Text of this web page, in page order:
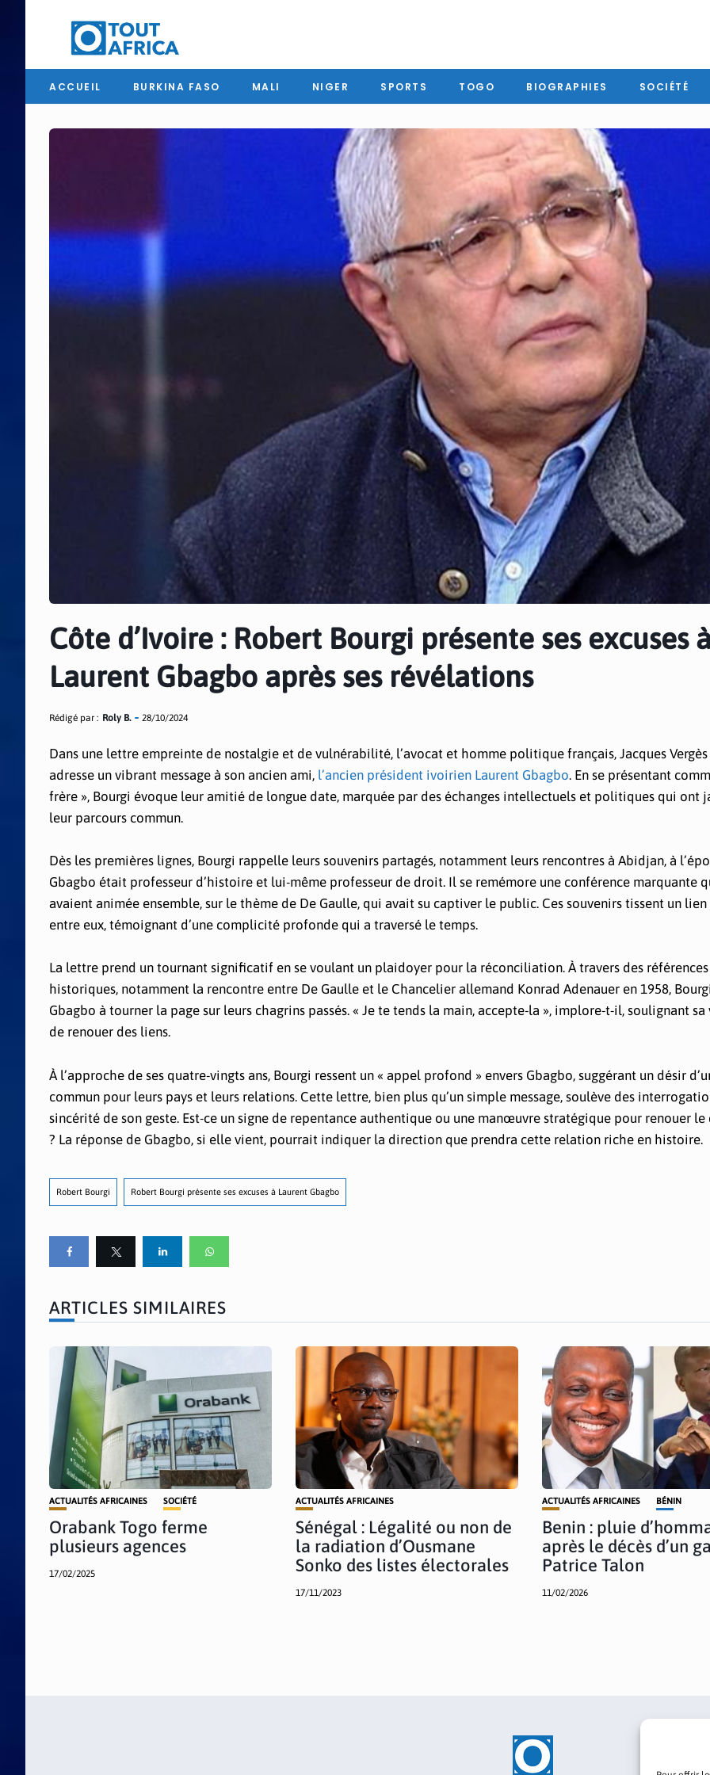
ACCUEIL BURKINA FASO MALI NIGER SPORTS TOGO BIOGRAPHIES SOCIÉTÉ
Côte d’Ivoire : Robert Bourgi présente ses excuses
Laurent Gbagbo après ses révélations
Rédigé par : Roly B. 28/10/2024
Dans une lettre empreinte de nostalgie et de vulnérabilité, l’avocat et homme politique français, Jacques Vergès
adresse un vibrant message à son ancien ami, l’ancien président ivoirien Laurent Gbagbo. En se présentant
frère », Bourgi évoque leur amitié de longue date, marquée par des échanges intellectuels et politiques qui ont
leur parcours commun.
Dès les premières lignes, Bourgi rappelle leurs souvenirs partagés, notamment leurs rencontres à Abidjan, à
Gbagbo était professeur d’histoire et lui-même professeur de droit. Il se remémore une conférence marquante
avaient animée ensemble, sur le thème de De Gaulle, qui avait su captiver le public. Ces souvenirs tissent un
entre eux, témoignant d’une complicité profonde qui a traversé le temps.
La lettre prend un tournant significatif en se voulant un plaidoyer pour la réconciliation. À travers des références
historiques, notamment la rencontre entre De Gaulle et le Chancelier allemand Konrad Adenauer en 1958,
Gbagbo à tourner la page sur leurs chagrins passés. « Je te tends la main, accepte-la », implore-t-il, soulignant
de renouer des liens.
À l’approche de ses quatre-vingts ans, Bourgi ressent un « appel profond » envers Gbagbo, suggérant un désir
commun pour leurs pays et leurs relations. Cette lettre, bien plus qu’un simple message, soulève des
sincérité de son geste. Est-ce un signe de repentance authentique ou une manœuvre stratégique pour renouer
? La réponse de Gbagbo, si elle vient, pourrait indiquer la direction que prendra cette relation riche en histoire.
Robert Bourgi Robert Bourgi présente ses excuses à Laurent Gbagbo
ARTICLES SIMILAIRES
ACTUALITÉS AFRICAINES SOCIÉTÉ
Orabank Togo ferme
plusieurs agences
17/02/2025
ACTUALITÉS AFRICAINES
Sénégal : Légalité ou non de
la radiation d’Ousmane
Sonko des listes électorales
17/11/2023
ACTUALITÉS AFRICAINES BÉNIN
Benin : pluie
après le décès d’un
Patrice Talon
11/02/2026